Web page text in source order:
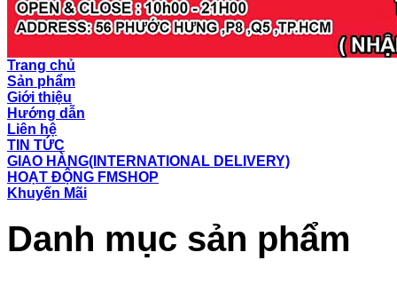
Trang chủ
Sản phẩm
Giới thiệu
Hướng dẫn
Liên hệ
TIN TỨC
GIAO HÀNG(INTERNATIONAL DELIVERY)
HOẠT ĐỘNG FMSHOP
Khuyến Mãi
Danh mục sản phẩm